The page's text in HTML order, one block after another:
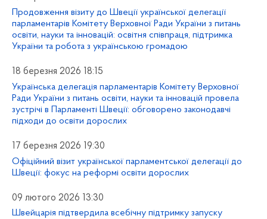
Продовження візиту до Швеції української делегації
парламентарів Комітету Верховної Ради України з питань
освіти, науки та інновацій: освітня співпраця, підтримка
України та робота з українською громадою
18 березня 2026 18:15
Українська делегація парламентарів Комітету Верховної
Ради України з питань освіти, науки та інновацій провела
зустрічі в Парламенті Швеції: обговорено законодавчі
підходи до освіти дорослих
17 березня 2026 19:30
Офіційний візит української парламентської делегації до
Швеції: фокус на реформі освіти дорослих
09 лютого 2026 13:30
Швейцарія підтвердила всебічну підтримку запуску